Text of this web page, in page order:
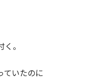
。
ていたのに